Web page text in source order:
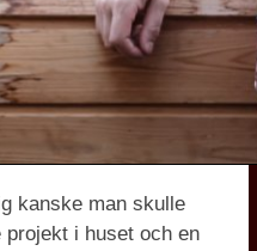
kanske man skulle
i huset och en